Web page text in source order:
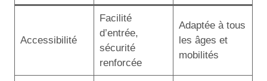
Accessibilité
Facilité
d’entrée,
sécurité
renforcée
Adaptée à tous
les âges et
mobilités